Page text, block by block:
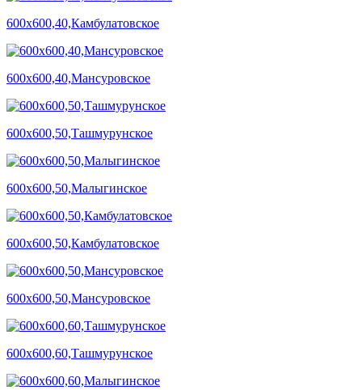
600х600,40,Камбулатовское
600х600,40,Мансуровское
600х600,50,Ташмурунское
600х600,50,Малыгинское
600х600,50,Камбулатовское
600х600,50,Мансуровское
600х600,60,Ташмурунское